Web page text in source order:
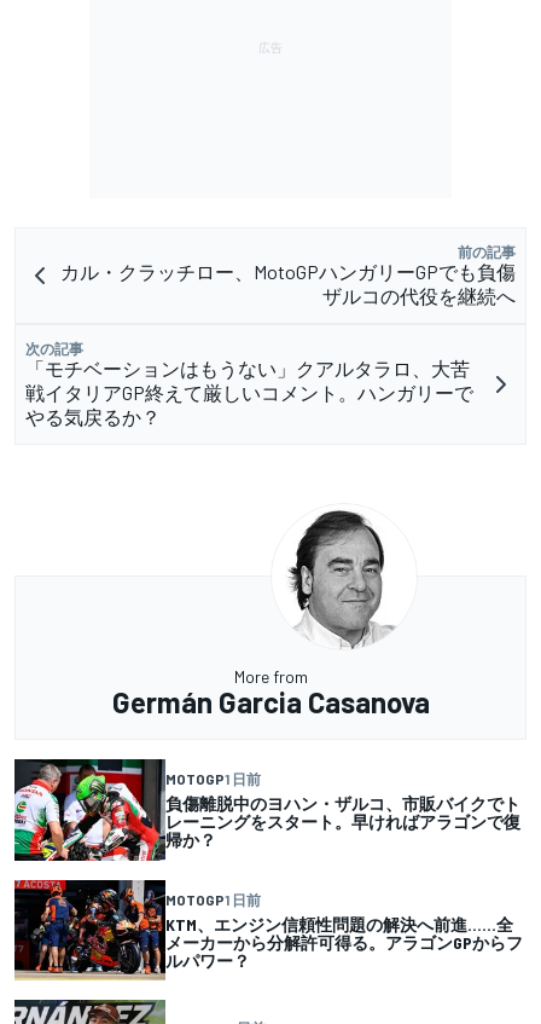
前の記事
カル・クラッチロー、MotoGPハンガリーGPでも負傷
ザルコの代役を継続へ
次の記事
「モチベーションはもうない」クアルタラロ、大苦
戦イタリアGP終えて厳しいコメント。ハンガリーで
やる気戻るか？
More from
Germán Garcia Casanova
MOTOGP1 日前
負傷離脱中のヨハン・ザルコ、市販バイクでト
レーニングをスタート。早ければアラゴンで復
帰か？
MOTOGP1 日前
KTM、エンジン信頼性問題の解決へ前進……全
メーカーから分解許可得る。アラゴンGPからフ
ルパワー？